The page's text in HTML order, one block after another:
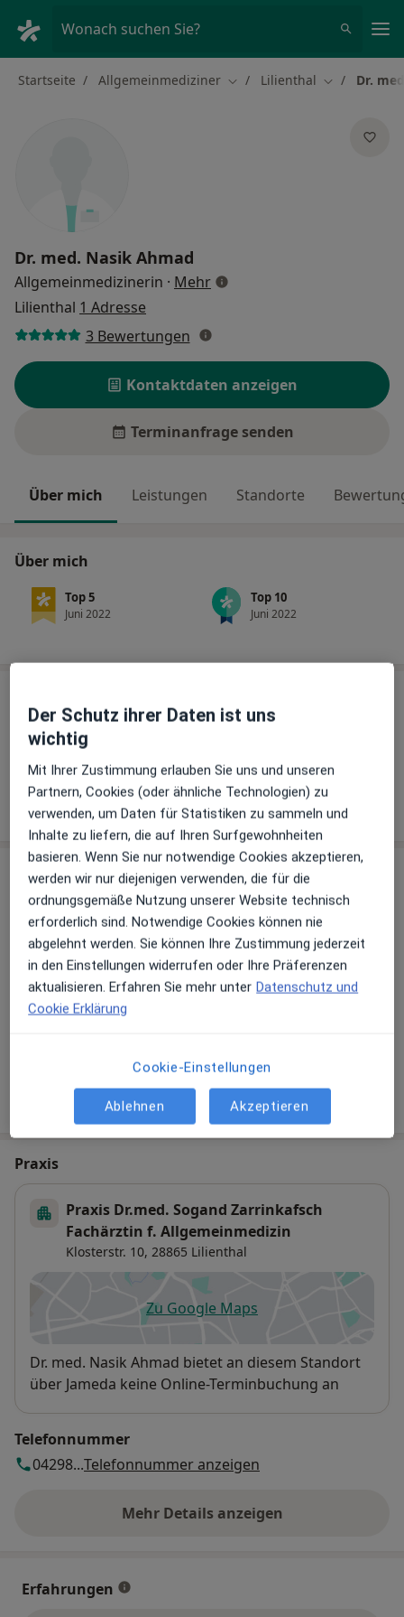
Wonach suchen Sie?
Startseite Allgemeinmediziner Stadt ändern
Lilienthal Stadt ändern
Dr.
Dr. med. Nasik Ahmad
Allgemeinmedizinerin · Mehrüber Spezialisierungen
Lilienthal 1 Adresse
3 Bewertungen
Kontaktdaten anzeigen
Terminanfrage senden
Über mich Leistungen Standorte
Über mich
Top 5
Juni 2022
Top 10
Juni 2022
Leistungen
Keine Informationen über Leistungen und Kosten
über Leistungen hinzugefügt.
Sind Sie Dr. med. Nasik Ahmad?
Hinterlegen Sie kostenlos ein Portraitbild, Ihre
Sprechzeiten und Leistungen. Dadurch werden Sie
besser gefunden. Lassen Sie sich außerdem bereits
vor Veröffentlichung kostenfrei über neue
Jetzt als Arzt anmelden
Praxis
Praxis Dr.med. Sogand Zarrinkafsch
Fachärztin f. Allgemeinmedizin
Klosterstr. 10, 28865 Lilienthal
Zu Google Mapsöffnet in einer neuen
Verfügbarkeit
Dr. med. Nasik Ahmad bietet an diesem Standort
über Jameda keine Online-Terminbuchung an
Telefonnummer
04298...Telefonnummer anzeigen
Mehr Details anzeigen
über die Adresse
Erfahrungen
Der Schutz ihrer Daten ist uns
wichtig
Mit Ihrer Zustimmung erlauben Sie uns und unseren
Partnern, Cookies (oder ähnliche Technologien) zu
verwenden, um Daten für Statistiken zu sammeln und
Inhalte zu liefern, die auf Ihren Surfgewohnheiten
basieren. Wenn Sie nur notwendige Cookies akzeptieren,
werden wir nur diejenigen verwenden, die für die
ordnungsgemäße Nutzung unserer Website technisch
erforderlich sind. Notwendige Cookies können nie
abgelehnt werden. Sie können Ihre Zustimmung jederzeit
in den Einstellungen widerrufen oder Ihre Präferenzen
aktualisieren. Erfahren Sie mehr unter Datenschutz und
Cookie Erklärung
Cookie-Einstellungen
Ablehnen Akzeptieren